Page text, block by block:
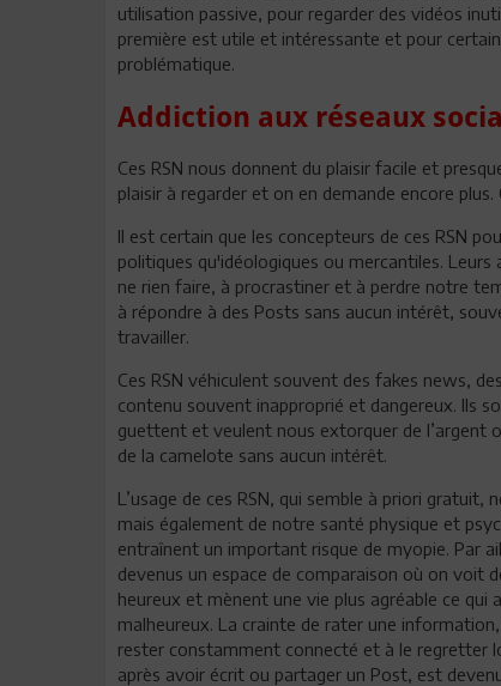
utilisation passive, pour regarder des vidéos
première est utile et intéressante et pour
problématique.
Addiction aux réseaux
Ces RSN nous donnent du plaisir facile et
plaisir à regarder et on en demande encore
Il est certain que les concepteurs de ces RSN
politiques qu'idéologiques ou mercantiles.
ne rien faire, à procrastiner et à perdre notre
à répondre à des Posts sans aucun intérêt,
travailler.
Ces RSN véhiculent souvent des fakes news,
contenu souvent inapproprié et dangereux. Ils
guettent et veulent nous extorquer de l’argent
de la camelote sans aucun intérêt.
L’usage de ces RSN, qui semble à priori
mais également de notre santé physique et
entraînent un important risque de myopie. Par
devenus un espace de comparaison où on voit
heureux et mènent une vie plus agréable ce
malheureux. La crainte de rater une
rester constamment connecté et à le regretter
après avoir écrit ou partager un Post, est